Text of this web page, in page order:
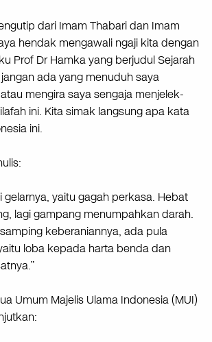
dari Imam Thabari dan Imam
hendak mengawali ngaji kita dengan
Prof Dr Hamka yang berjudul Sejarah
ada yang menuduh saya
mengira saya sengaja menjelek-
ini. Kita simak langsung apa kata
ini.
gelarnya, yaitu gagah perkasa. Hebat
lagi gampang menumpahkan darah.
keberaniannya, ada pula
loba kepada harta benda dan
Umum Majelis Ulama Indonesia (MUI)